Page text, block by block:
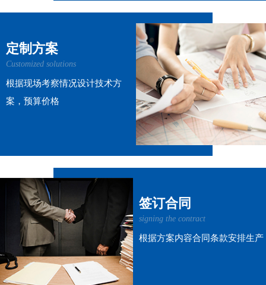
定制方案
Customized solutions
根据现场考察情况设计技术方
案，预算价格
签订合同
signing the contract
根据方案内容合同条款安排生产